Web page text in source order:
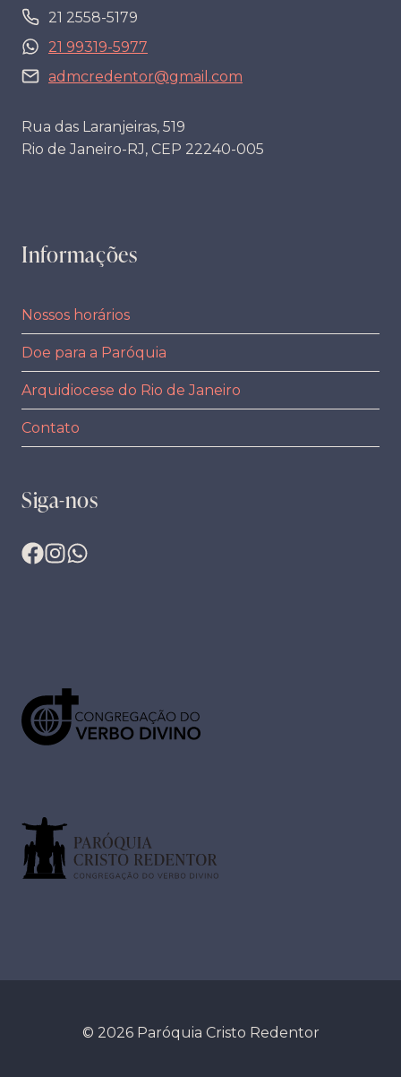
21 2558-5179
21 99319-5977
admcredentor@gmail.com
Rua das Laranjeiras, 519
Rio de Janeiro-RJ, CEP 22240-005
Informações
Nossos horários
Doe para a Paróquia
Arquidiocese do Rio de Janeiro
Contato
Siga-nos
© 2026 Paróquia Cristo Redentor